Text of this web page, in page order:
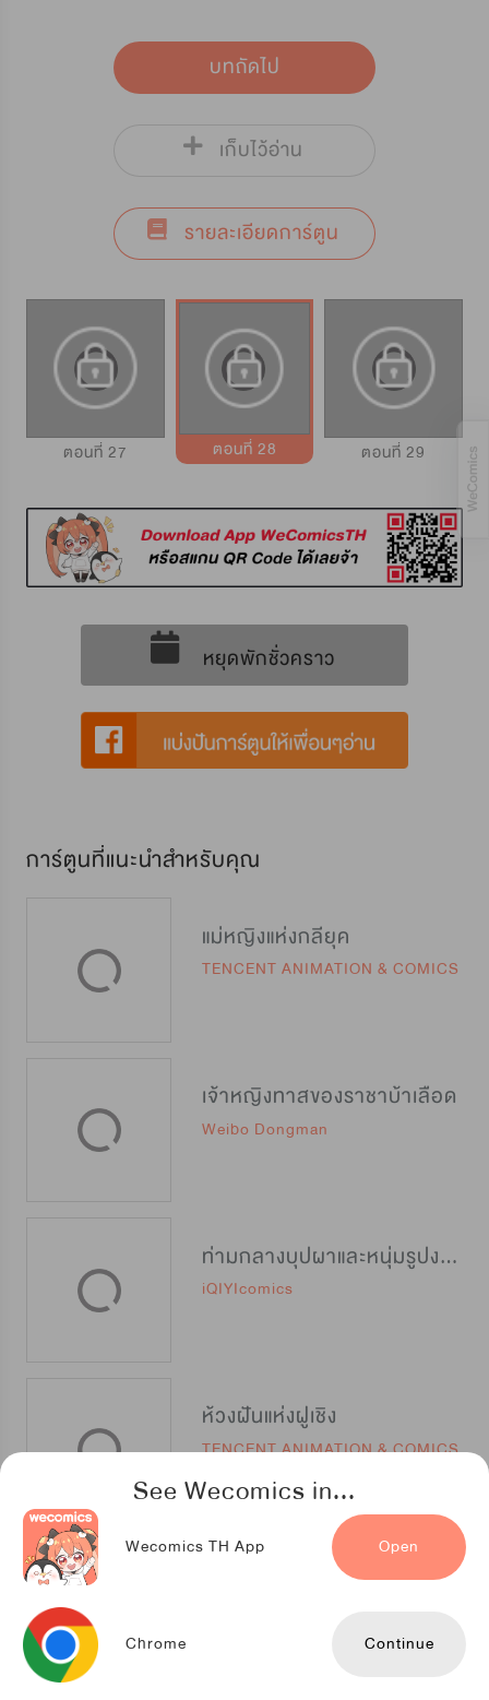
See Wecomics in...
Wecomics TH App Open
Chrome Continue
บทถัดไป
เก็บไว้อ่าน
รายละเอียดการ์ตูน
ตอนที่ 27 ตอนที่ 28 ตอนที่ 29
หยุดพักชั่วคราว
การ์ตูนที่แนะนำสำหรับคุณ
แม่หญิงแห่งกลียุค
TENCENT ANIMATION & COMICS
เจ้าหญิงทาสของราชาบ้าเลือด
Weibo Dongman
ท่ามกลางบุปผาและหนุ่มรูปงาม
iQIYIcomics
ห้วงฝันแห่งฝูเชิง
TENCENT ANIMATION & COMICS
หนึ่งในปฐพีนี้ที่ข้ารัก